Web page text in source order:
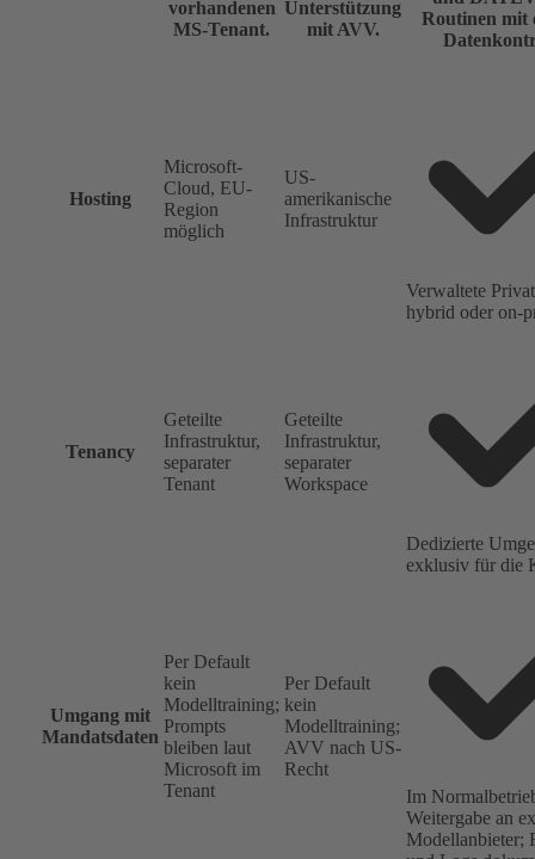
vorhandenen
MS-Tenant.
Unterstützung
mit AVV.
Routinen mit
Hosting
Microsoft-
Cloud, EU-
Region
möglich
US-
amerikanische
Infrastruktur
Verwaltete
hybrid oder on-
Tenancy
Geteilte
Infrastruktur,
separater
Tenant
Geteilte
Infrastruktur,
separater
Workspace
Dedizierte
exklusiv für die
Umgang mit
Mandatsdaten
Per Default
kein
Modelltraining;
Prompts
bleiben laut
Microsoft im
Tenant
Per Default
kein
Modelltraining;
AVV nach US-
Recht
Im
Weitergabe an
Modellanbieter;